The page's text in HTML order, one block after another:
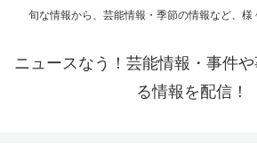
旬な情報から、芸能情報・季節の情報など、様
ニュースなう！芸能情報・事件
る情報を配信！